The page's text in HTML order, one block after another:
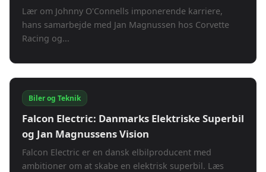
Lær om Johnny O'Connells imponerende karriere,
hans samarbejde med Jan Magnussen hos Corvette
Racing og...
Biler og Teknik
Falcon Electric: Danmarks Elektriske Superbil
og Jan Magnussens Vision
Falcon Electric er en dansk elbilproducent med
ambitioner om at skabe en elektrisk superbil. Læs